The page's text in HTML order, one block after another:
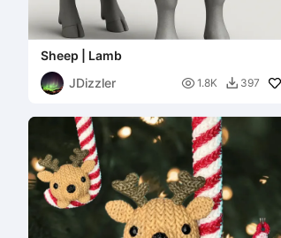
Sheep | Lamb
JDizzler
 1.8K  397